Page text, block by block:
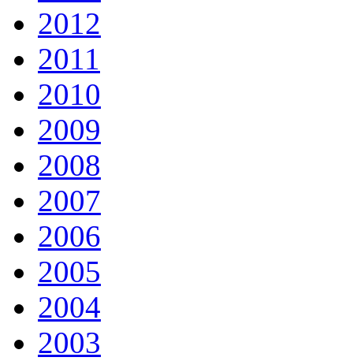
2012
2011
2010
2009
2008
2007
2006
2005
2004
2003